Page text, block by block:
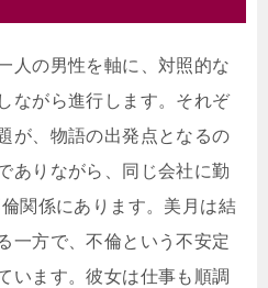
人の男性を軸に、対照的な
ながら進行します。それぞ
が、物語の出発点となるの
ありながら、同じ会社に勤
関係にあります。美月は結
一方で、不倫という不安定
います。彼女は仕事も順調